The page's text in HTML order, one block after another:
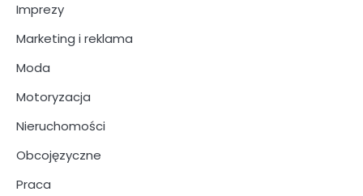
Imprezy
Marketing i reklama
Moda
Motoryzacja
Nieruchomości
Obcojęzyczne
Praca